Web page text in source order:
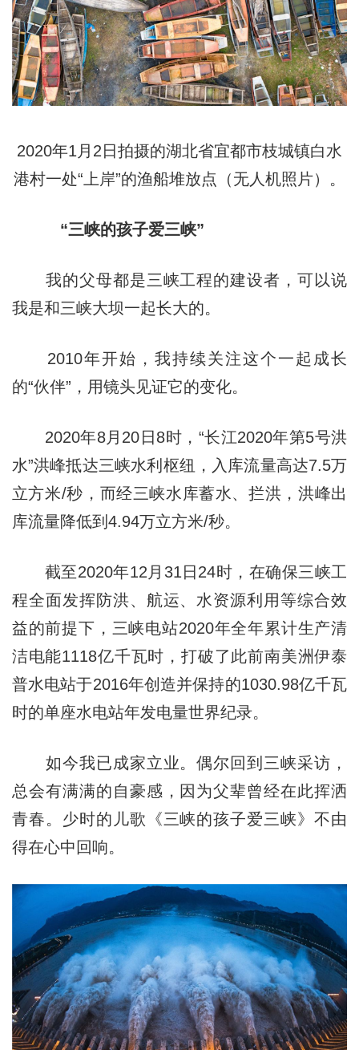
2020年1月2日拍摄的湖北省宜都市枝城镇白水
港村一处“上岸”的渔船堆放点（无人机照片）。
“三峡的孩子爱三峡”
我的父母都是三峡工程的建设者，可以说
我是和三峡大坝一起长大的。
2010年开始，我持续关注这个一起成长
的“伙伴”，用镜头见证它的变化。
2020年8月20日8时，“长江2020年第5号洪
水”洪峰抵达三峡水利枢纽，入库流量高达7.5万
立方米/秒，而经三峡水库蓄水、拦洪，洪峰出
库流量降低到4.94万立方米/秒。
截至2020年12月31日24时，在确保三峡工
程全面发挥防洪、航运、水资源利用等综合效
益的前提下，三峡电站2020年全年累计生产清
洁电能1118亿千瓦时，打破了此前南美洲伊泰
普水电站于2016年创造并保持的1030.98亿千瓦
时的单座水电站年发电量世界纪录。
如今我已成家立业。偶尔回到三峡采访，
总会有满满的自豪感，因为父辈曾经在此挥洒
青春。少时的儿歌《三峡的孩子爱三峡》不由
得在心中回响。